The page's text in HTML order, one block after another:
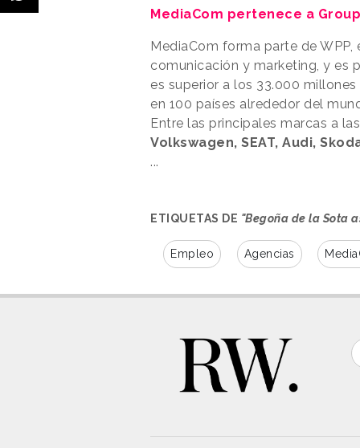
MediaCom pertenece a
MediaCom forma parte de
comunicación y marketing, y es
es superior a los 33.000
en 100 países alrededor del
Entre las principales marcas a
Volkswagen, SEAT, Audi,
...
ETIQUETAS DE "Begoña de la Sota
Empleo Agencias